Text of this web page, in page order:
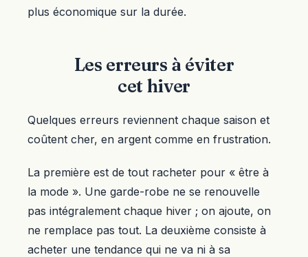
plus économique sur la durée.
Les erreurs à éviter
cet hiver
Quelques erreurs reviennent chaque saison et
coûtent cher, en argent comme en frustration.
La première est de tout racheter pour « être à
la mode ». Une garde-robe ne se renouvelle
pas intégralement chaque hiver ; on ajoute, on
ne remplace pas tout. La deuxième consiste à
acheter une tendance qui ne va ni à sa